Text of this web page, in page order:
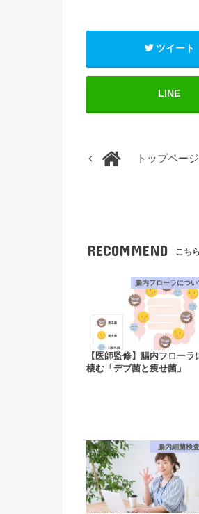
ツイート
LINE
トップペー
RECOMMEND こち
腸内フローラについ
【医師監修】腸内フローラ
棲む「デブ菌と痩せ菌」
腸内細菌検査